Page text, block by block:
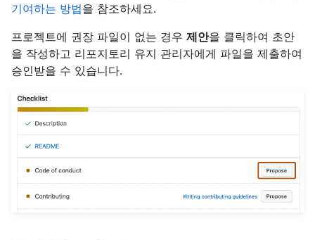
기여하는 방법을 참조하세요.
프로젝트에 권장 파일이 없는 경우 제안을 클릭하여 초안
을 작성하고 리포지토리 유지 관리자에게 파일을 제출하여
승인받을 수 있습니다.